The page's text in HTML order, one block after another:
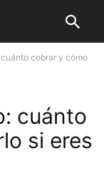
cobrar y cómo
cuánto
si eres